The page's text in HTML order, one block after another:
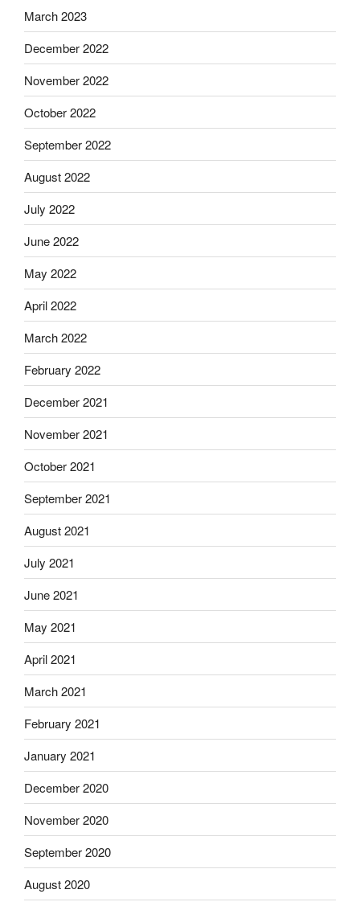
March 2023
December 2022
November 2022
October 2022
September 2022
August 2022
July 2022
June 2022
May 2022
April 2022
March 2022
February 2022
December 2021
November 2021
October 2021
September 2021
August 2021
July 2021
June 2021
May 2021
April 2021
March 2021
February 2021
January 2021
December 2020
November 2020
September 2020
August 2020